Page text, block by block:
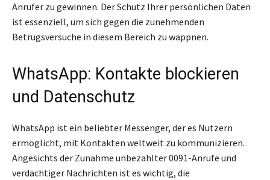
Anrufer zu gewinnen. Der Schutz Ihrer persönlichen Daten
ist essenziell, um sich gegen die zunehmenden
Betrugsversuche in diesem Bereich zu wappnen.
WhatsApp: Kontakte blockieren
und Datenschutz
WhatsApp ist ein beliebter Messenger, der es Nutzern
ermöglicht, mit Kontakten weltweit zu kommunizieren.
Angesichts der Zunahme unbezahlter 0091-Anrufe und
verdächtiger Nachrichten ist es wichtig, die